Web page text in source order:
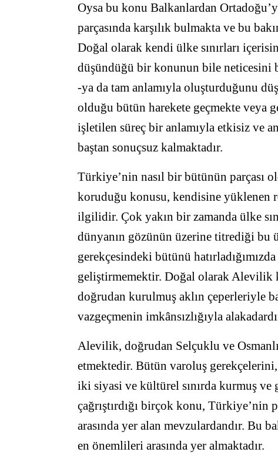
Oysa bu konu Balkanlardan
parçasında karşılık bulmakta ve bu
Doğal olarak kendi ülke sınırları
düşündüğü bir konunun bile neticesini
-ya da tam anlamıyla oluşturduğunu
olduğu bütün harekete geçmekte veya
işletilen süreç bir anlamıyla etkisiz ve
baştan sonuçsuz kalmaktadır.
Türkiye’nin nasıl bir bütünün parçası
koruduğu konusu, kendisine yüklenen
ilgilidir. Çok yakın bir zamanda ülke
dünyanın gözünün üzerine titrediği bu
gerekçesindeki bütünü
geliştirmemektir. Doğal olarak Alevilik
doğrudan kurulmuş aklın çeperleriyle
vazgeçmenin imkânsızlığıyla
Alevilik, doğrudan Selçuklu ve
etmektedir. Bütün varoluş
iki siyasi ve kültürel sınırda kurmuş ve
çağrıştırdığı birçok konu, Türkiye’nin
arasında yer alan mevzulardandır. Bu
en önemlileri arasında yer almaktadır.